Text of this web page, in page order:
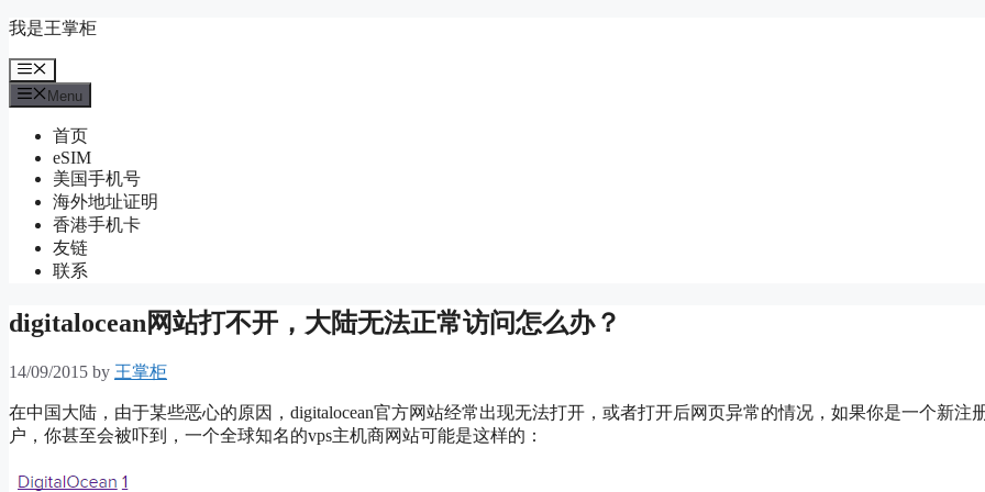
Skip
content
我是王掌柜
Menu
Menu
首页
eSIM
美国手机号
海外地址证明
香港手机卡
友链
联系
digitalocean网站打不开，大陆无法正常访问怎么办？
14/09/2015 by 王掌柜
在中国大陆，由于某些恶心的原因，digitalocean官方网站经常出现无法打开，或者打开后网页异常的情况，如果你是一个新注
户，你甚至会被吓到，一个全球知名的vps主机商网站可能是这样的：